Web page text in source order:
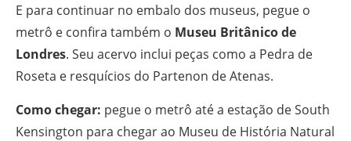
E para continuar no embalo dos museus, pegue o
metrô e confira também o Museu Britânico de
Londres. Seu acervo inclui peças como a Pedra de
Roseta e resquícios do Partenon de Atenas.
Como chegar: pegue o metrô até a estação de South
Kensington para chegar ao Museu de História Natural